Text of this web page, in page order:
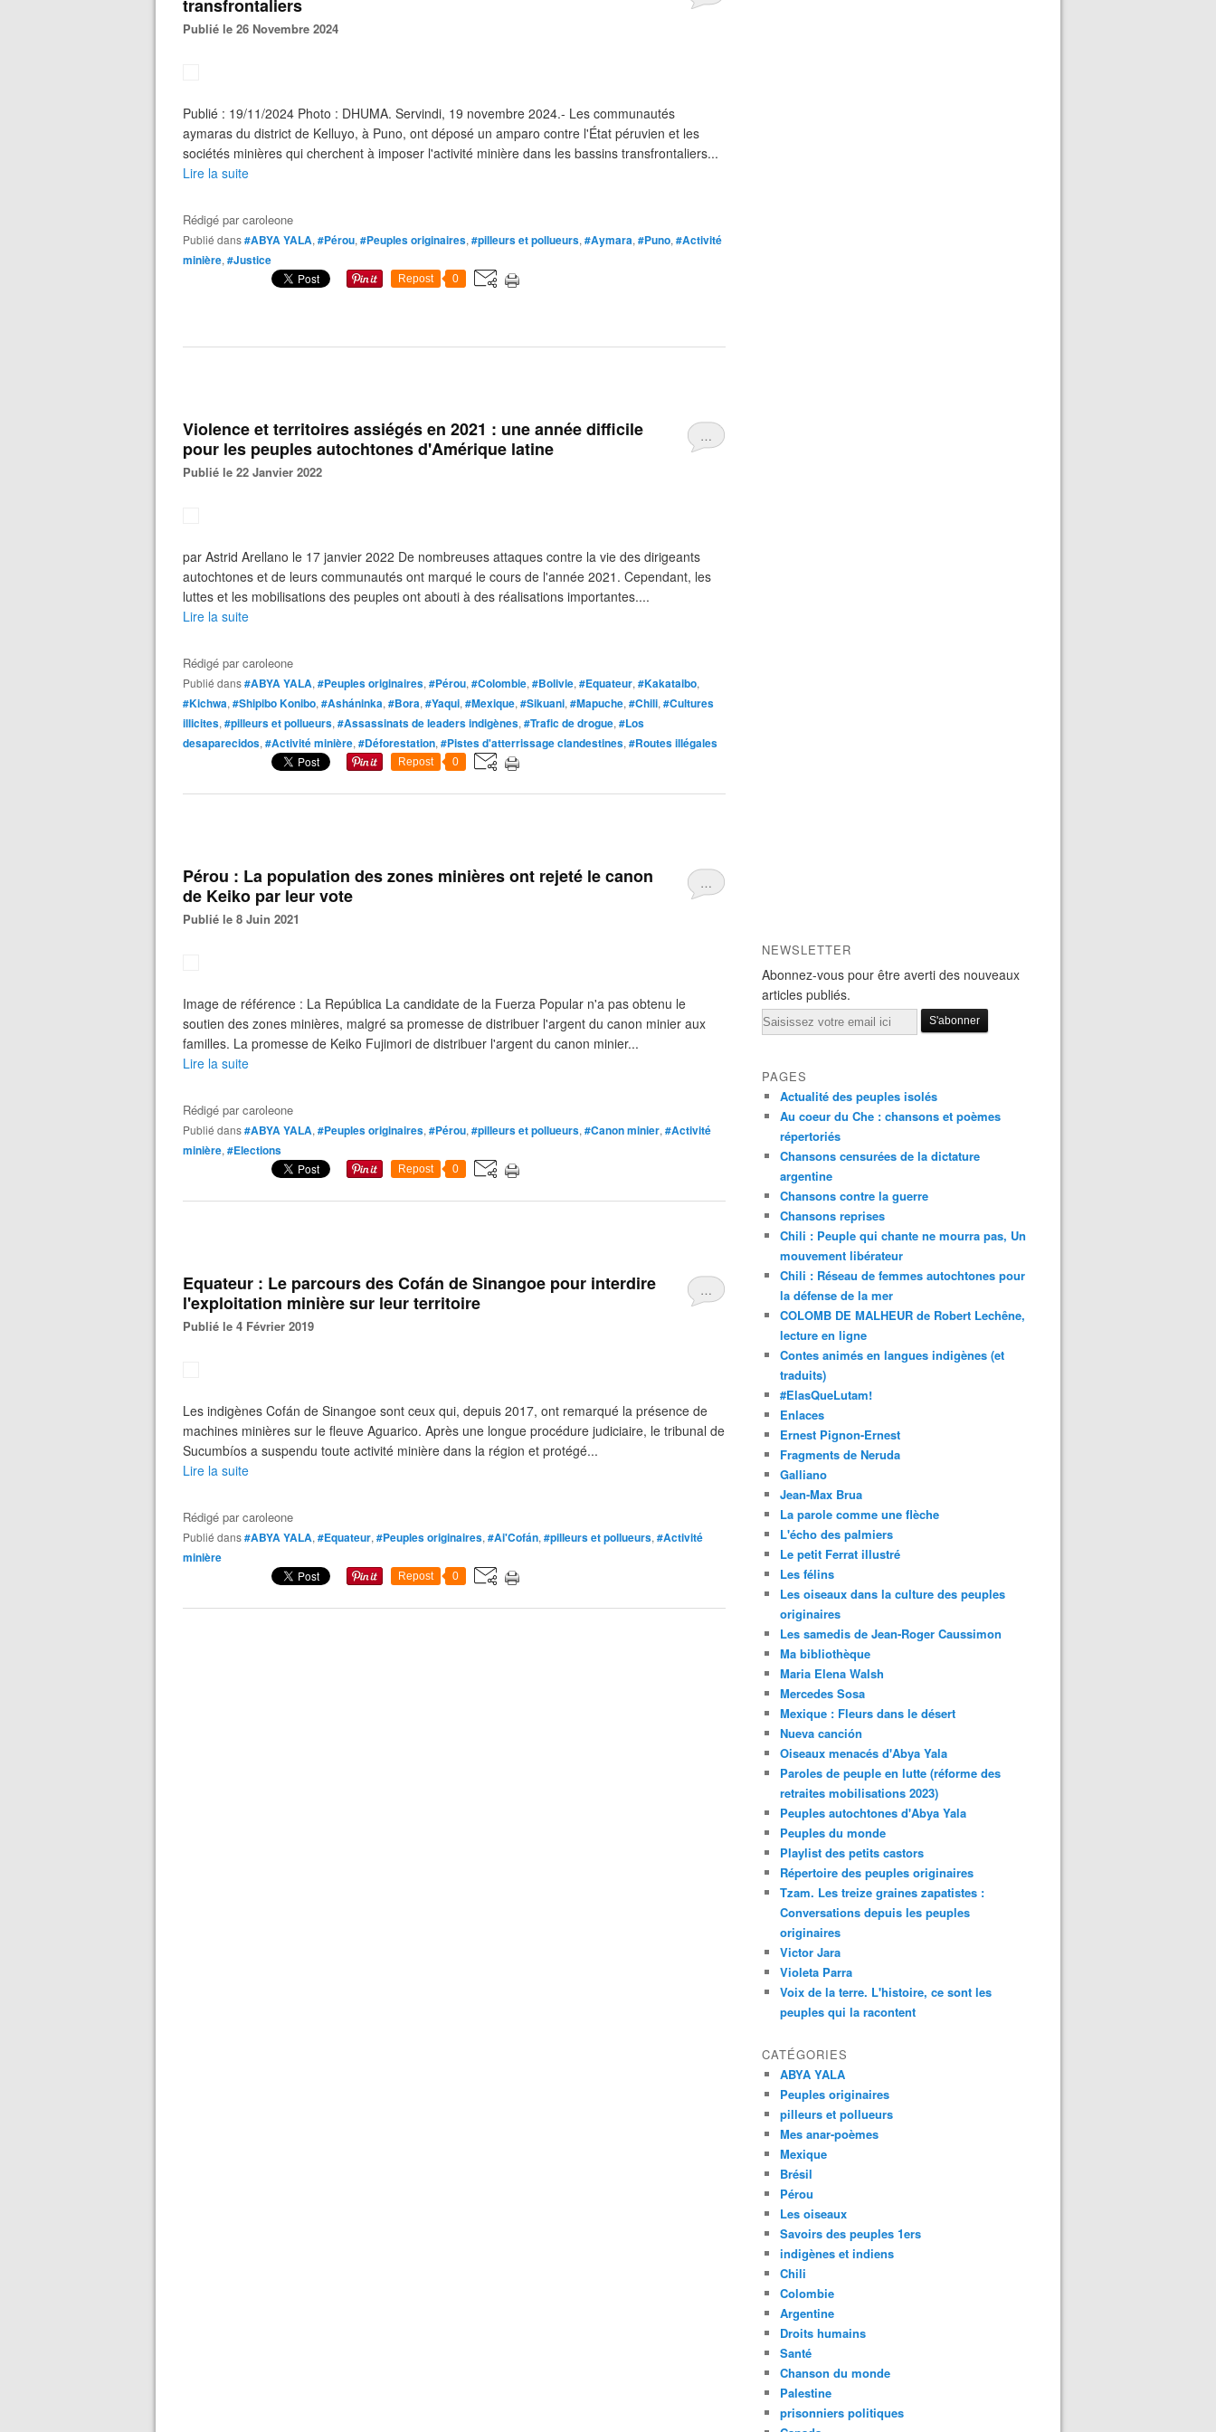
transfrontaliers
Publié le 26 Novembre 2024
Publié : 19/11/2024 Photo : DHUMA. Servindi, 19 novembre 2024.- Les communautés
aymaras du district de Kelluyo, à Puno, ont déposé un amparo contre l'État péruvien et les
sociétés minières qui cherchent à imposer l'activité minière dans les bassins transfrontaliers...
Lire la suite
Rédigé parcaroleone
Publié dans#ABYA YALA, #Pérou, #Peuples originaires, #pilleurs et pollueurs, #Aymara, #Puno, #Activité
minière, #Justice
Repost 0
…
Violence et territoires assiégés en 2021 : une année difficile
pour les peuples autochtones d'Amérique latine
Publié le 22 Janvier 2022
par Astrid Arellano le 17 janvier 2022 De nombreuses attaques contre la vie des dirigeants
autochtones et de leurs communautés ont marqué le cours de l'année 2021. Cependant, les
luttes et les mobilisations des peuples ont abouti à des réalisations importantes....
Lire la suite
Rédigé parcaroleone
Publié dans#ABYA YALA, #Peuples originaires, #Pérou, #Colombie, #Bolivie, #Equateur, #Kakataibo,
#Kichwa, #Shipibo Konibo, #Asháninka, #Bora, #Yaqui, #Mexique, #Sikuani, #Mapuche, #Chili, #Cultures
illicites, #pilleurs et pollueurs, #Assassinats de leaders indigènes, #Trafic de drogue, #Los
desaparecidos, #Activité minière, #Déforestation, #Pistes d'atterrissage clandestines, #Routes illégales
Repost 0
…
Pérou : La population des zones minières ont rejeté le canon
de Keiko par leur vote
Publié le 8 Juin 2021
Image de référence : La República La candidate de la Fuerza Popular n'a pas obtenu le
soutien des zones minières, malgré sa promesse de distribuer l'argent du canon minier aux
familles. La promesse de Keiko Fujimori de distribuer l'argent du canon minier...
Lire la suite
Rédigé parcaroleone
Publié dans#ABYA YALA, #Peuples originaires, #Pérou, #pilleurs et pollueurs, #Canon minier, #Activité
minière, #Elections
Repost 0
…
Equateur : Le parcours des Cofán de Sinangoe pour interdire
l'exploitation minière sur leur territoire
Publié le 4 Février 2019
Les indigènes Cofán de Sinangoe sont ceux qui, depuis 2017, ont remarqué la présence de
machines minières sur le fleuve Aguarico. Après une longue procédure judiciaire, le tribunal de
Sucumbíos a suspendu toute activité minière dans la région et protégé...
Lire la suite
Rédigé parcaroleone
Publié dans#ABYA YALA, #Equateur, #Peuples originaires, #Ai'Cofán, #pilleurs et pollueurs, #Activité
minière
Repost 0
NEWSLETTER
Abonnez-vous pour être averti des nouveaux
articles publiés.
Email
PAGES
Actualité des peuples isolés
Au coeur du Che : chansons et poèmes
répertoriés
Chansons censurées de la dictature
argentine
Chansons contre la guerre
Chansons reprises
Chili : Peuple qui chante ne mourra pas, Un
mouvement libérateur
Chili : Réseau de femmes autochtones pour
la défense de la mer
COLOMB DE MALHEUR de Robert Lechêne,
lecture en ligne
Contes animés en langues indigènes (et
traduits)
#ElasQueLutam!
Enlaces
Ernest Pignon-Ernest
Fragments de Neruda
Galliano
Jean-Max Brua
La parole comme une flèche
L'écho des palmiers
Le petit Ferrat illustré
Les félins
Les oiseaux dans la culture des peuples
originaires
Les samedis de Jean-Roger Caussimon
Ma bibliothèque
Maria Elena Walsh
Mercedes Sosa
Mexique : Fleurs dans le désert
Nueva canción
Oiseaux menacés d'Abya Yala
Paroles de peuple en lutte (réforme des
retraites mobilisations 2023)
Peuples autochtones d'Abya Yala
Peuples du monde
Playlist des petits castors
Répertoire des peuples originaires
Tzam. Les treize graines zapatistes :
Conversations depuis les peuples
originaires
Victor Jara
Violeta Parra
Voix de la terre. L'histoire, ce sont les
peuples qui la racontent
CATÉGORIES
ABYA YALA
Peuples originaires
pilleurs et pollueurs
Mes anar-poèmes
Mexique
Brésil
Pérou
Les oiseaux
Savoirs des peuples 1ers
indigènes et indiens
Chili
Colombie
Argentine
Droits humains
Santé
Chanson du monde
Palestine
prisonniers politiques